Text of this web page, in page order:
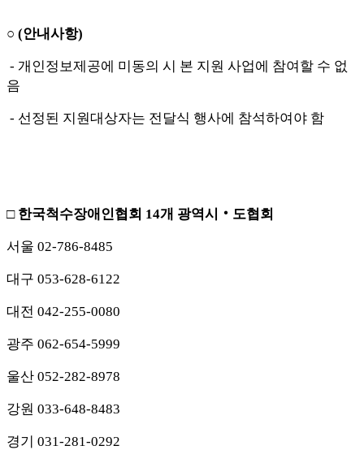
○ (안내사항)
- 개인정보제공에 미동의 시 본 지원 사업에 참여할 수 없
음
- 선정된 지원대상자는 전달식 행사에 참석하여야 함
□ 한국척수장애인협회 14개 광역시 ‧ 도협회
서울 02-786-8485
대구 053-628-6122
대전 042-255-0080
광주 062-654-5999
울산 052-282-8978
강원 033-648-8483
경기 031-281-0292